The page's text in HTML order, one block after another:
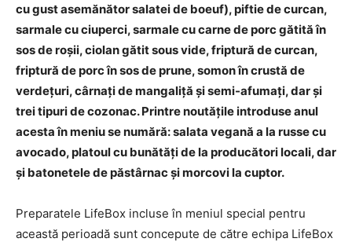
cu gust asemănător salatei de boeuf), piftie de curcan,
sarmale cu ciuperci, sarmale cu carne de porc gătită în
sos de roșii, ciolan gătit sous vide, friptură de curcan,
friptură de porc în sos de prune, somon în crustă de
verdețuri, cârnați de mangaliță și semi-afumați, dar și
trei tipuri de cozonac. Printre noutățile introduse anul
acesta în meniu se numără: salata vegană a la russe cu
avocado, platoul cu bunătăți de la producători locali, dar
și batonetele de păstârnac și morcovi la cuptor.
Preparatele LifeBox incluse în meniul special pentru
această perioadă sunt concepute de către echipa LifeBox